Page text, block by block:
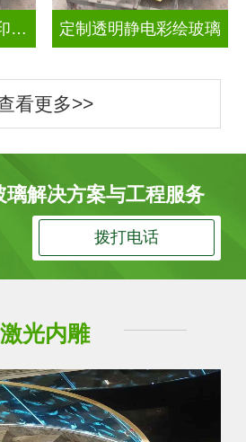
立体3D背景墙uv打印玻璃 定制透明静电彩绘玻璃
看更多>>
解决方案与工程服务
拨打电话
激光内雕